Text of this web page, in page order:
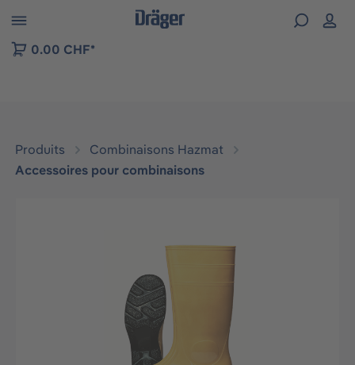
to B2B platform navigation
0.00 CHF*
Produits
Combinaisons Hazmat
Accessoires pour combinaisons